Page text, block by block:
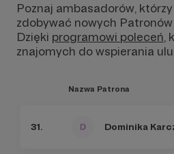
Poznaj ambasadorów,
zdobywać nowych
Dzięki programowi poleceń
znajomych do wspierania
Nazwa Patrona
31. Dominika